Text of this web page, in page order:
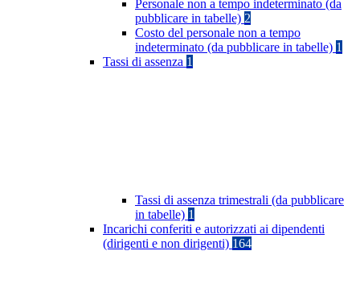
Personale non a tempo indeterminato (da
pubblicare in tabelle) 2
Costo del personale non a tempo
indeterminato (da pubblicare in tabelle) 1
Tassi di assenza 1
Tassi di assenza trimestrali (da pubblicare
in tabelle) 1
Incarichi conferiti e autorizzati ai dipendenti
(dirigenti e non dirigenti) 164